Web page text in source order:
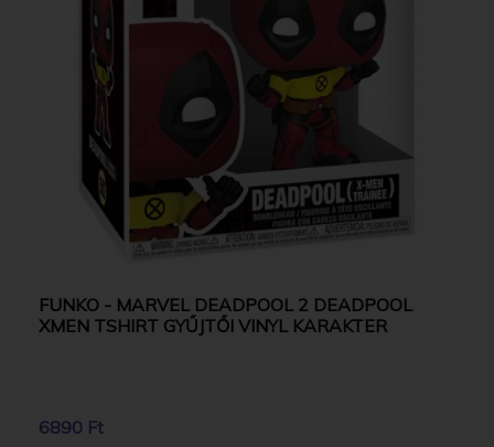
FUNKO - MARVEL DEADPOOL 2 DEADPOOL
XMEN TSHIRT GYŰJTŐI VINYL KARAKTER
6890 Ft